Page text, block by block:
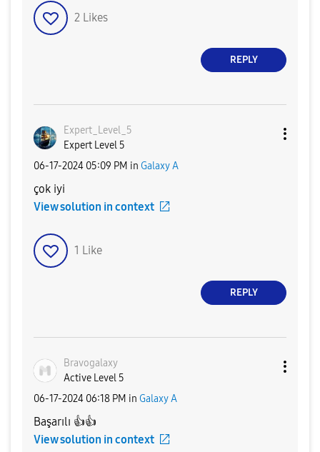
2 Likes
REPLY
Expert_Level_5
Expert Level 5
‎06-17-2024 05:09 PM in Galaxy A
çok iyi
View solution in context
1 Like
REPLY
Bravogalaxy
Active Level 5
‎06-17-2024 06:18 PM in Galaxy A
Başarılı 👍👍
View solution in context